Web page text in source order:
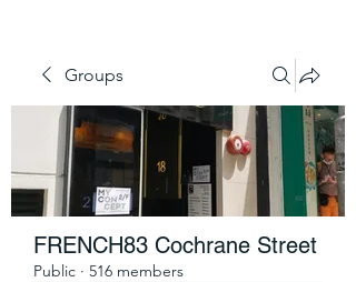
Groups
FRENCH83 Cochrane Street
Public · 516 members